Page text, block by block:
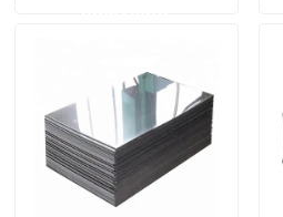
Ζητήστε μια προσφορά
Φύλλα πιάτων ανοξείδωτου